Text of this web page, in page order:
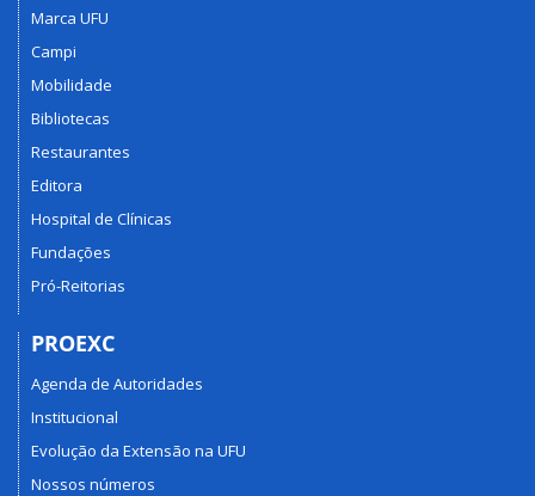
sistematização
no
âmbito
Universidade
de
Marca UFU
Campi
Mobilidade
Bibliotecas
Restaurantes
Editora
Hospital de Clínicas
Fundações
Pró-Reitorias
PROEXC
Agenda de Autoridades
Institucional
Evolução da Extensão na UFU
Nossos números